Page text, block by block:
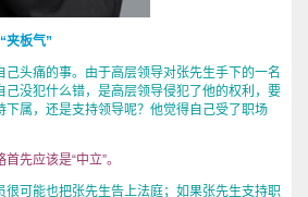
夹板气”
头痛的事。由于高层领导对张先生手下的一名
己没犯什么错，是高层领导侵犯了他的权利，要
属，还是支持领导呢？他觉得自己受了职场
先应该是“中立”。
可能也把张先生告上法庭；如果张先生支持职